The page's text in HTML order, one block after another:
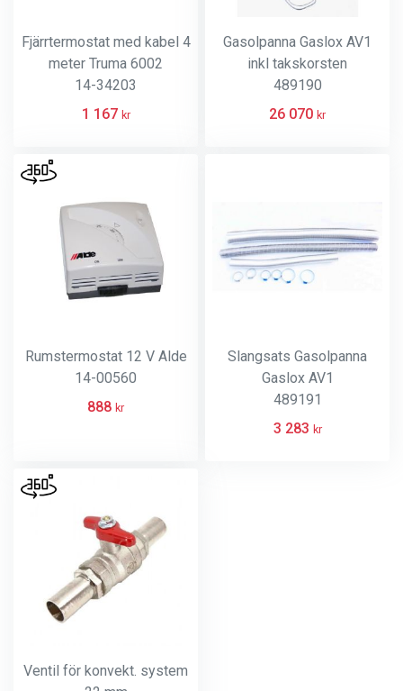
Fjärrtermostat med kabel 4
meter Truma 6002
14-34203
1 167 kr
Gasolpanna Gaslox AV1
inkl takskorsten
489190
26 070 kr
Rumstermostat 12 V Alde
14-00560
888 kr
Slangsats Gasolpanna
Gaslox AV1
489191
3 283 kr
Ventil för konvekt. system